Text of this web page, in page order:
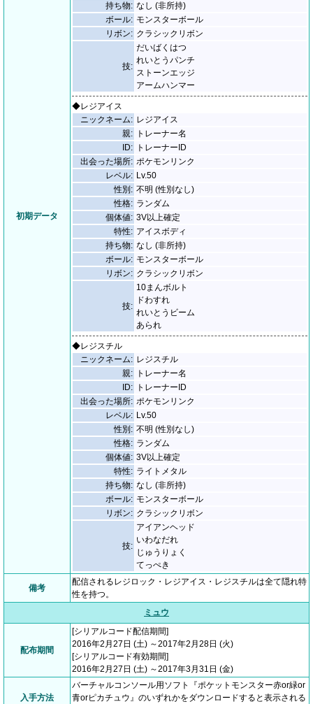
初期データ
持ち物: なし (非所持)
ボール: モンスターボール
リボン: クラシックリボン
技:
だいばくはつ
れいとうパンチ
ストーンエッジ
アームハンマー
◆レジアイス
ニックネーム: レジアイス
親:
トレーナー名
ID:
トレーナーID
出会った場所: ポケモンリンク
レベル: Lv.50
性別: 不明 (性別なし)
性格: ランダム
個体値: 3V以上確定
特性: アイスボディ
持ち物: なし (非所持)
ボール: モンスターボール
リボン: クラシックリボン
技:
10まんボルト
ドわすれ
れいとうビーム
あられ
◆レジスチル
ニックネーム: レジスチル
親:
トレーナー名
ID:
トレーナーID
出会った場所: ポケモンリンク
レベル: Lv.50
性別: 不明 (性別なし)
性格: ランダム
個体値: 3V以上確定
特性: ライトメタル
持ち物: なし (非所持)
ボール: モンスターボール
リボン: クラシックリボン
技:
アイアンヘッド
いわなだれ
じゅうりょく
てっぺき
備考
配信されるレジロック・レジアイス・レジスチルは全て隠れ特
性を持つ。
ミュウ
配布期間
[シリアルコード配信期間]
2016年2月27日 (土) ～2017年2月28日 (火)
[シリアルコード有効期間]
2016年2月27日 (土) ～2017年3月31日 (金)
入手方法
バーチャルコンソール用ソフト『ポケットモンスター赤or緑or
青orピカチュウ』のいずれかをダウンロードすると表示される